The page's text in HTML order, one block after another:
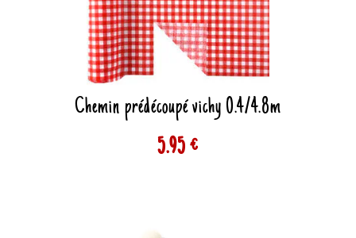
Chemin prédécoupé vichy 0.4/4.8m
5.95 €